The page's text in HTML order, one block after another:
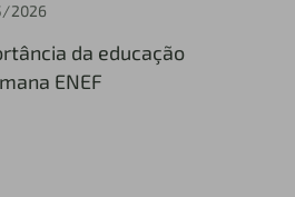
2026
da educação
ENEF